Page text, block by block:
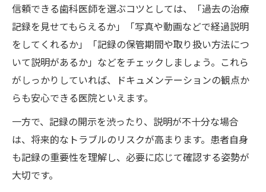
信頼できる歯科医師を選ぶコツとしては、「過去の治療
記録を見せてもらえるか」「写真や動画などで経過説明
をしてくれるか」「記録の保管期間や取り扱い方法につ
いて説明があるか」などをチェックしましょう。これら
がしっかりしていれば、ドキュメンテーションの観点か
らも安心できる医院といえます。
一方で、記録の開示を渋ったり、説明が不十分な場合
は、将来的なトラブルのリスクが高まります。患者自身
も記録の重要性を理解し、必要に応じて確認する姿勢が
大切です。